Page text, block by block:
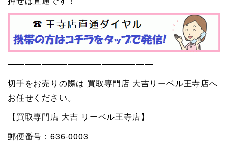
—————————————————
切手をお売りの際は 買取専門店 大吉リーベル王寺店へ
お任せください。
【買取専門店 大吉 リーベル王寺店】
郵便番号：636-0003